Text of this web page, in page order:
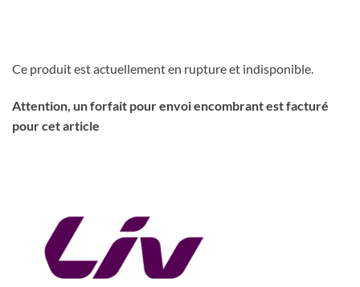
Ce produit est actuellement en rupture et indisponible.
Attention, un forfait pour envoi encombrant est facturé
pour cet article